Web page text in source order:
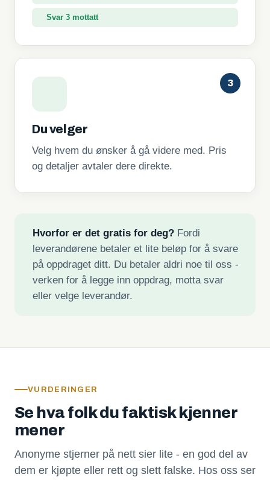
Svar 3 mottatt
3
Du velger
Velg hvem du ønsker å gå videre med. Pris
og detaljer avtaler dere direkte.
Hvorfor er det gratis for deg?Fordi
leverandørene betaler et lite beløp for å svare
på oppdraget ditt. Du betaler aldri noe til oss -
verken for å legge inn oppdrag, motta svar
eller velge leverandør.
VURDERINGER
Se hva folk du faktisk kjenner
mener
Anonyme stjerner på nett sier lite - en god del av
dem er kjøpte eller rett og slett falske. Hos oss ser